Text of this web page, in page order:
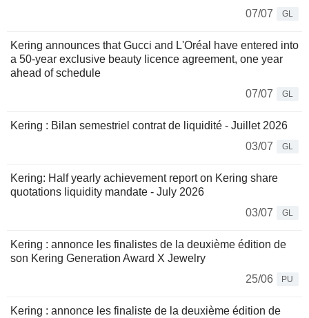
07/07
GL
Kering announces that Gucci and L'Oréal have entered into
a 50-year exclusive beauty licence agreement, one year
ahead of schedule
07/07
GL
Kering : Bilan semestriel contrat de liquidité - Juillet 2026
03/07
GL
Kering: Half yearly achievement report on Kering share
quotations liquidity mandate - July 2026
03/07
GL
Kering : annonce les finalistes de la deuxième édition de
son Kering Generation Award X Jewelry
25/06
PU
Kering : annonce les finaliste de la deuxième édition de